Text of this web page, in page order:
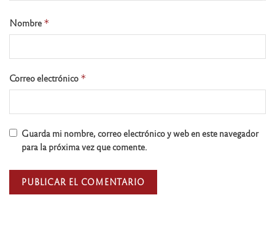
Nombre *
Correo electrónico *
Guarda mi nombre, correo electrónico y web en este navegador
para la próxima vez que comente.